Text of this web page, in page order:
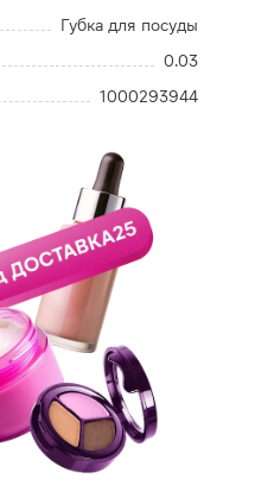
Губка для посуды
0.03
1000293944